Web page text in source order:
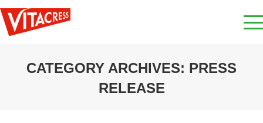
CATEGORY ARCHIVES: PRESS
RELEASE